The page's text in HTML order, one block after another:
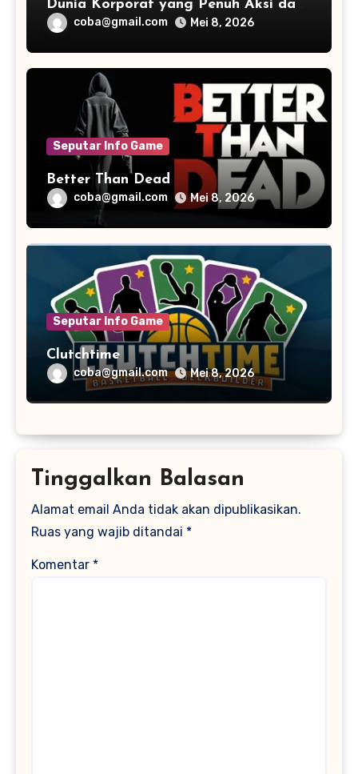
Dunia Korporat yang Penuh Aksi dan
Humorcoba@gmail.com Mei 8, 2026
Seputar Info Game
Better Than Dead
coba@gmail.com Mei 8, 2026
Seputar Info Game
Clutchtime
coba@gmail.com Mei 8, 2026
Tinggalkan Balasan
Alamat email Anda tidak akan dipublikasikan.
Ruas yang wajib ditandai *
Komentar *